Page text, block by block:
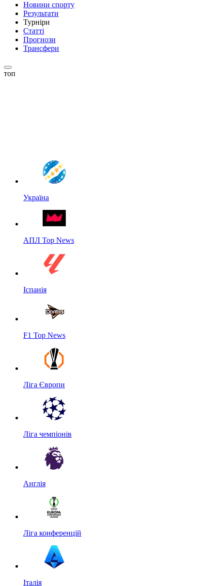
Новини спорту
Результати
Турніри
Статті
Прогнози
Трансфери
топ
Україна
АПЛ Top News
Іспанія
F1 Top News
Ліга Європи
Ліга чемпіонів
Англія
Ліга конференцій
Італія